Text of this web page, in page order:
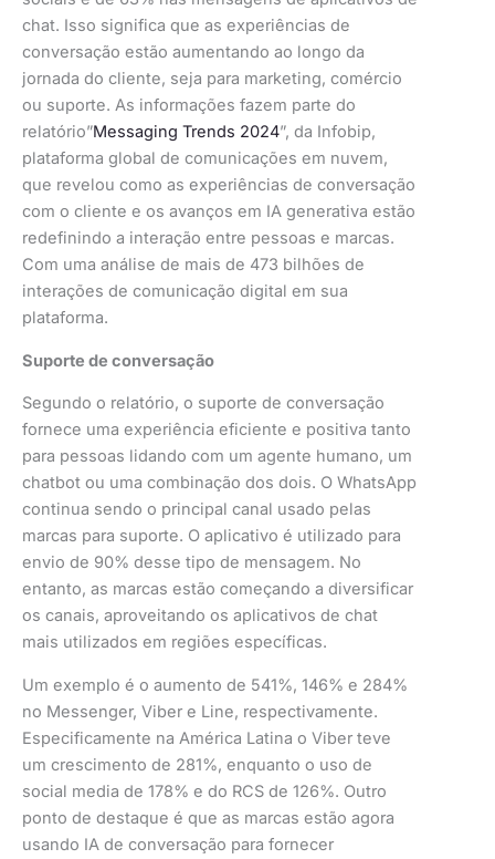
chat. Isso significa que as experiências de
conversação estão aumentando ao longo da
jornada do cliente, seja para marketing, comércio
ou suporte. As informações fazem parte do
relatório”Messaging Trends 2024”, da Infobip,
plataforma global de comunicações em nuvem,
que revelou como as experiências de conversação
com o cliente e os avanços em IA generativa estão
redefinindo a interação entre pessoas e marcas.
Com uma análise de mais de 473 bilhões de
interações de comunicação digital em sua
plataforma.
Suporte de conversação
Segundo o relatório, o suporte de conversação
fornece uma experiência eficiente e positiva tanto
para pessoas lidando com um agente humano, um
chatbot ou uma combinação dos dois. O WhatsApp
continua sendo o principal canal usado pelas
marcas para suporte. O aplicativo é utilizado para
envio de 90% desse tipo de mensagem. No
entanto, as marcas estão começando a diversificar
os canais, aproveitando os aplicativos de chat
mais utilizados em regiões específicas.
Um exemplo é o aumento de 541%, 146% e 284%
no Messenger, Viber e Line, respectivamente.
Especificamente na América Latina o Viber teve
um crescimento de 281%, enquanto o uso de
social media de 178% e do RCS de 126%. Outro
ponto de destaque é que as marcas estão agora
usando IA de conversação para fornecer